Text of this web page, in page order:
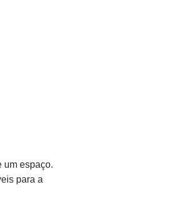
um espaço.
para a